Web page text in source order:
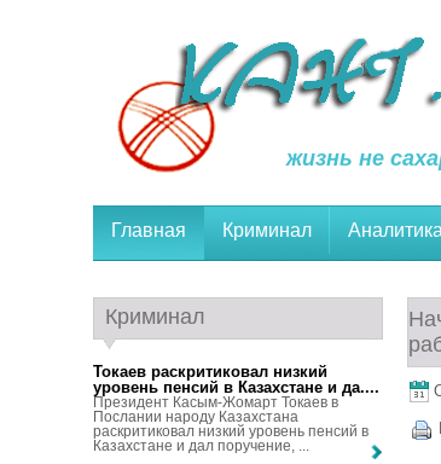
жизнь не
Главная Криминал Аналитика
Криминал
Токаев раскритиковал низкий
уровень пенсий в Казахстане и да....
Президент Касым-Жомарт Токаев в
Послании народу Казахстана
раскритиковал низкий уровень пенсий в
Казахстане и дал поручение, ...